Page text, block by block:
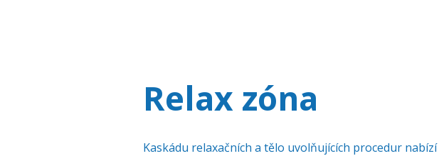
Relax zóna
Kaskádu relaxačních a tělo uvolňujících procedur nabízí